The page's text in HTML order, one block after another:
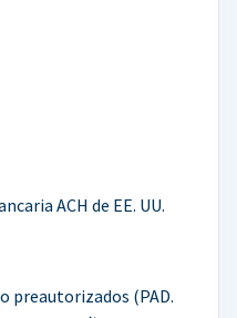
ACH de EE. UU.
preautorizados (PAD.